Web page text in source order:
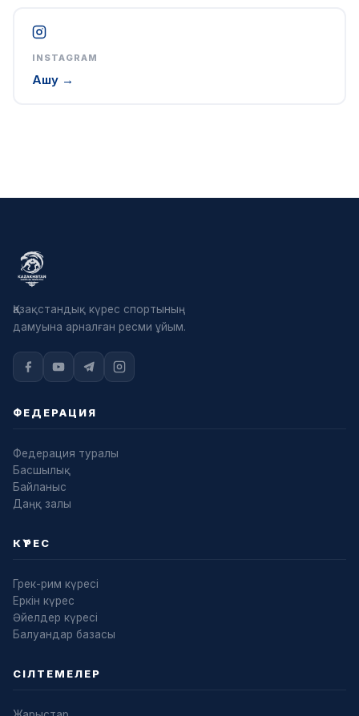
INSTAGRAM
Ашу →
Қазақстандық күрес спортының
дамуына арналған ресми ұйым.
ФЕДЕРАЦИЯ
Федерация туралы
Басшылық
Байланыс
Даңқ залы
КҮРЕС
Грек-рим күресі
Еркін күрес
Әйелдер күресі
Балуандар базасы
СІЛТЕМЕЛЕР